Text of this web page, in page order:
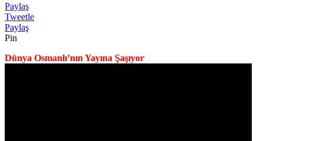
Paylaş
Tweetle
Paylaş
Pin
Dünya Osmanlı’nın Yayına Şaşıyor